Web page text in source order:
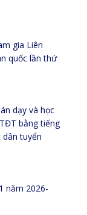
gia Liên
quốc lần thứ
dạy và học
bằng tiếng
dân tuyển
năm 2026-